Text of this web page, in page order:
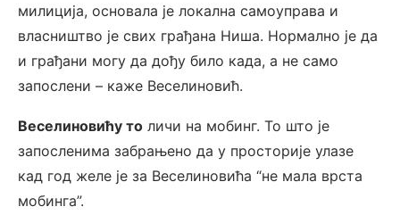
милиција, основала је локална самоуправа и
власништво је свих грађана Ниша. Нормално је да
и грађани могу да дођу било када, а не само
запослени – каже Веселиновић.
Веселиновићу то личи на мобинг. То што је
запосленима забрањено да у просторије улазе
кад год желе је за Веселиновића “не мала врста
мобинга”.